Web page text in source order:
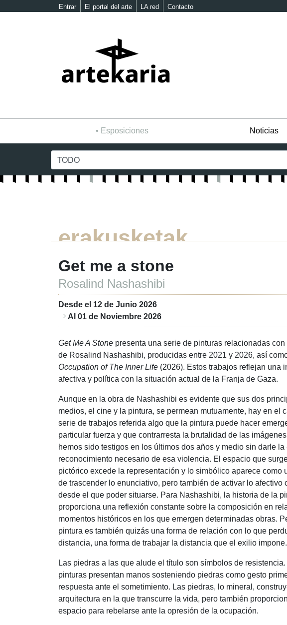
Entrar El portal del arte LA red Contacto
Esposiciones Noticias
erakusketak
Get me a stone
Rosalind Nashashibi
Desde el 12 de Junio 2026
Al 01 de Noviembre 2026
Get Me A Stone presenta una serie de pinturas relacionadas
de Rosalind Nashashibi, producidas entre 2021 y 2026, así
Occupation of The Inner Life (2026). Estos trabajos reflejan una
afectiva y política con la situación actual de la Franja de Gaza.
Aunque en la obra de Nashashibi es evidente que sus dos
medios, el cine y la pintura, se permean mutuamente, hay en el
serie de trabajos referida algo que la pintura puede hacer
particular fuerza y que contrarresta la brutalidad de las
hemos sido testigos en los últimos dos años y medio sin darle la
reconocimiento necesario de esa violencia. El espacio que
pictórico excede la representación y lo simbólico aparece como
de trascender lo enunciativo, pero también de activar lo afectivo
desde el que poder situarse. Para Nashashibi, la historia de la
proporciona una reflexión constante sobre la composición en
momentos históricos en los que emergen determinadas obras.
pintura es también quizás una forma de relación con lo que
distancia, una forma de trabajar la distancia que el exilio impone.
Las piedras a las que alude el título son símbolos de
pinturas presentan manos sosteniendo piedras como gesto
respuesta ante el sometimiento. Las piedras, lo mineral,
arquitectura en la que transcurre la vida, pero también
espacio para rebelarse ante la opresión de la ocupación.